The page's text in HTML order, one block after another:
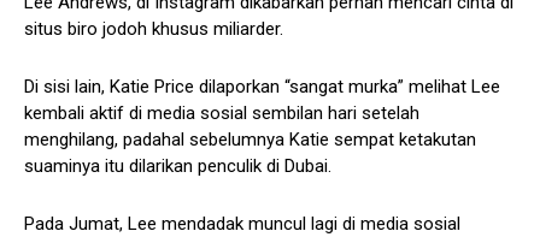
situs biro jodoh khusus miliarder.
Di sisi lain, Katie Price dilaporkan “sangat murka” melihat Lee
kembali aktif di media sosial sembilan hari setelah
menghilang, padahal sebelumnya Katie sempat ketakutan
suaminya itu dilarikan penculik di Dubai.
Pada Jumat, Lee mendadak muncul lagi di media sosial